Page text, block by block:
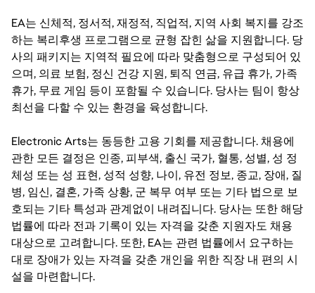
EA는 신체적, 정서적, 재정적, 직업적, 지역 사회 복지를 강조
하는 복리후생 프로그램으로 균형 잡힌 삶을 지원합니다. 당
사의 패키지는 지역적 필요에 따라 맞춤형으로 구성되어 있
으며, 의료 보험, 정신 건강 지원, 퇴직 연금, 유급 휴가, 가족
휴가, 무료 게임 등이 포함될 수 있습니다. 당사는 팀이 항상
최선을 다할 수 있는 환경을 육성합니다.
Electronic Arts는 동등한 고용 기회를 제공합니다. 채용에
관한 모든 결정은 인종, 피부색, 출신 국가, 혈통, 성별, 성 정
체성 또는 성 표현, 성적 성향, 나이, 유전 정보, 종교, 장애, 질
병, 임신, 결혼, 가족 상황, 군 복무 여부 또는 기타 법으로 보
호되는 기타 특성과 관계없이 내려집니다. 당사는 또한 해당
법률에 따라 전과 기록이 있는 자격을 갖춘 지원자도 채용
대상으로 고려합니다. 또한, EA는 관련 법률에서 요구하는
대로 장애가 있는 자격을 갖춘 개인을 위한 직장 내 편의 시
설을 마련합니다.